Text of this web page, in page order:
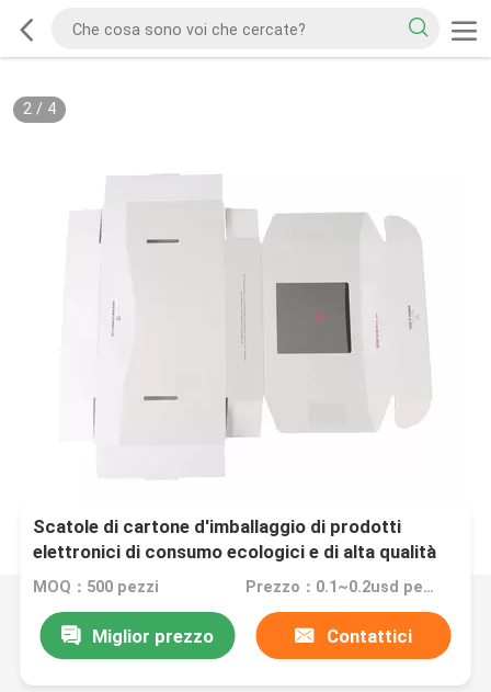
2/ 4
Scatole di cartone d'imballaggio di prodotti
elettronici di consumo ecologici e di alta qualità
MOQ：500 pezzi Prezzo：0.1~0.2usd per pcs
Miglior prezzo Contattici